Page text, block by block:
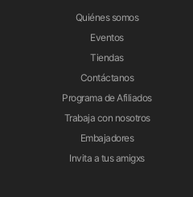
Quiénes somos
Eventos
Tiendas
Contáctanos
Programa de Afiliados
Trabaja con nosotros
Embajadores
Invita a tus amigxs